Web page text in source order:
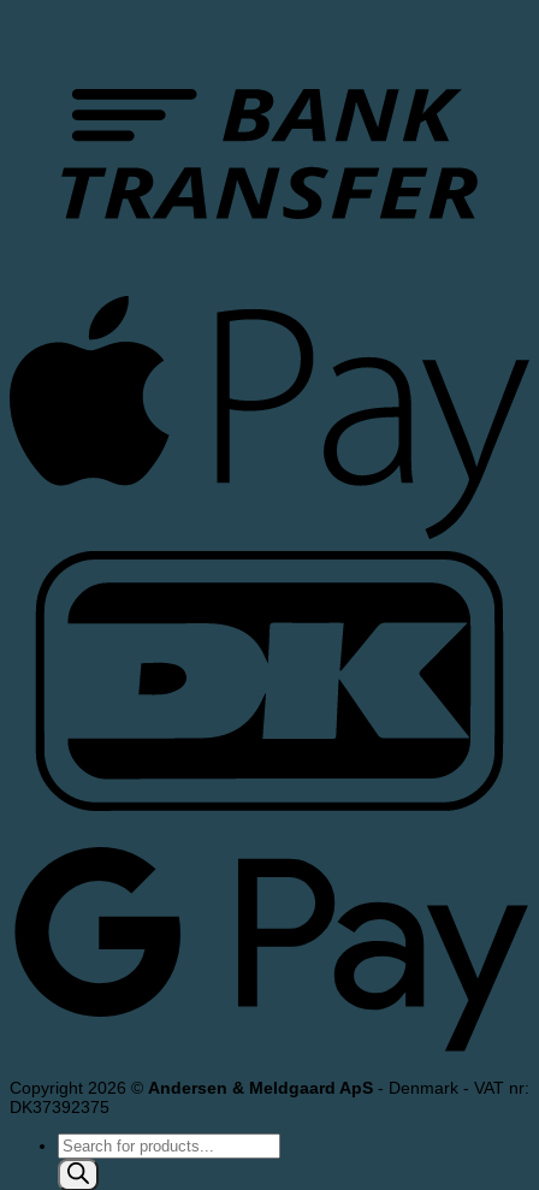
Copyright 2026 © Andersen & Meldgaard ApS - Denmark - VAT nr:
DK37392375
Products
search